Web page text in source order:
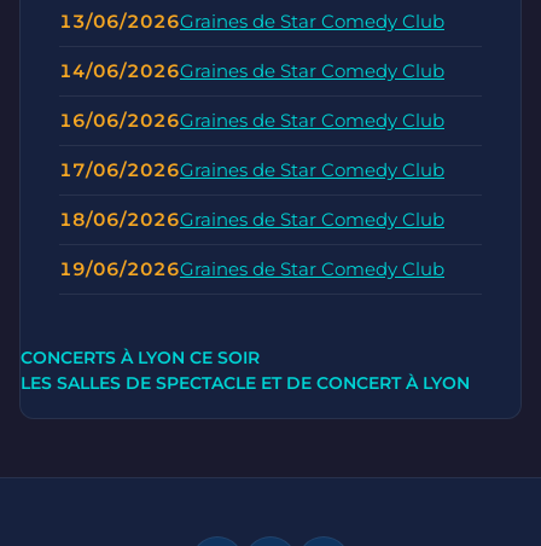
13/06/2026Graines de Star Comedy Club
14/06/2026Graines de Star Comedy Club
16/06/2026Graines de Star Comedy Club
17/06/2026Graines de Star Comedy Club
18/06/2026Graines de Star Comedy Club
19/06/2026Graines de Star Comedy Club
CONCERTS À LYON CE SOIR
LES SALLES DE SPECTACLE ET DE CONCERT À LYON